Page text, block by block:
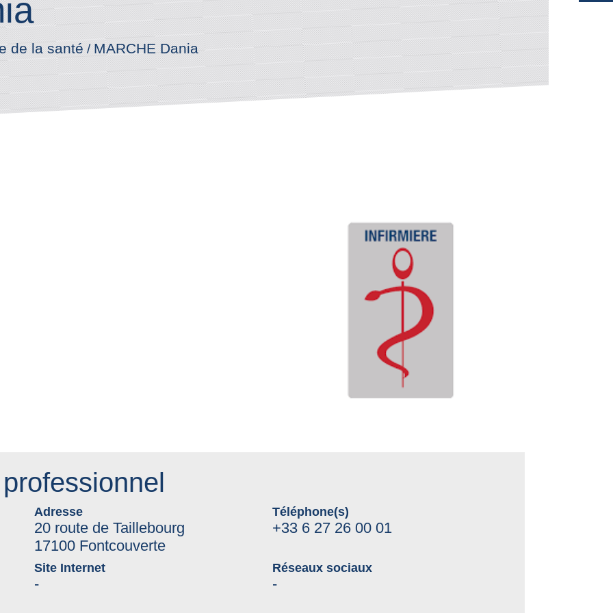
de la santé/MARCHE Dania
Adresse
20 route de Taillebourg
17100 Fontcouverte
Téléphone(s)
+33 6 27 26 00 01
Site Internet
-
Réseaux sociaux
-